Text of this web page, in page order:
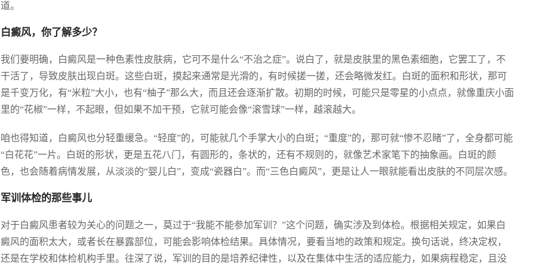
道。
白癜风，你了解多少？
我们要明确，白癜风是一种色素性皮肤病，它可不是什么“不治之症”。说白了，就是皮肤里的黑色素细胞，它罢工了，不
干活了，导致皮肤出现白斑。这些白斑，摸起来通常是光滑的，有时候搓一搓，还会略微发红。白斑的面积和形状，那可
是千变万化，有“米粒”大小，也有“柚子”那么大，而且还会逐渐扩散。初期的时候，可能只是零星的小点点，就像重庆小面
里的“花椒”一样，不起眼，但如果不加干预，它就可能会像“滚雪球”一样，越滚越大。
咱也得知道，白癜风也分轻重缓急。“轻度”的，可能就几个手掌大小的白斑；“重度”的，那可就“惨不忍睹”了，全身都可能
“白花花”一片。白斑的形状，更是五花八门，有圆形的，条状的，还有不规则的，就像艺术家笔下的抽象画。白斑的颜
色，也会随着病情发展，从淡淡的“婴儿白”，变成“瓷器白”。而“三色白癜风”，更是让人一眼就能看出皮肤的不同层次感。
军训体检的那些事儿
对于白癜风患者较为关心的问题之一，莫过于“我能不能参加军训？”这个问题，确实涉及到体检。根据相关规定，如果白
癜风的面积太大，或者长在暴露部位，可能会影响体检结果。具体情况，要看当地的政策和规定。换句话说，终决定权，
还是在学校和体检机构手里。往深了说，军训的目的是培养纪律性，以及在集体中生活的适应能力，如果病程稳定，且没